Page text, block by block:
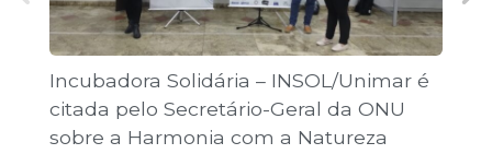
Incubadora Solidária – INSOL/Unimar é
citada pelo Secretário-Geral da ONU
sobre a Harmonia com a Natureza